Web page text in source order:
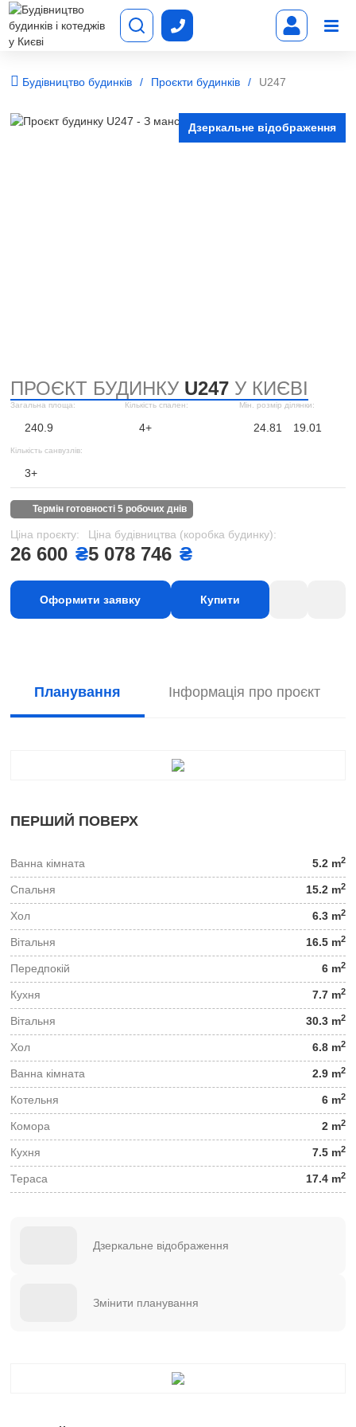
Будівництво будинків Проєкти будинків U247
Дзеркальне відображення
ПРОЄКТ БУДИНКУ U247 У КИЄВІ
Загальна площа:
240.9
Кількість спален:
4+
Мін. розмір ділянки:
24.81 19.01
Кількість санвузлів:
3+
термін готовності 5 робочих днів
Ціна проєкту:
26 600 ₴
Ціна будівництва (коробка будинку):
5 078 746 ₴
Оформити заявку Купити
Планування Інформація про проєкт
ПЕРШИЙ ПОВЕРХ
Ванна кімната 5.2 m2
Спальня 15.2 m2
Хол 6.3 m2
Вітальня 16.5 m2
Передпокій 6 m2
Кухня 7.7 m2
Вітальня 30.3 m2
Хол 6.8 m2
Ванна кімната 2.9 m2
Котельня 6 m2
Комора 2 m2
Кухня 7.5 m2
Тераса 17.4 m2
Дзеркальне відображення
Змінити планування